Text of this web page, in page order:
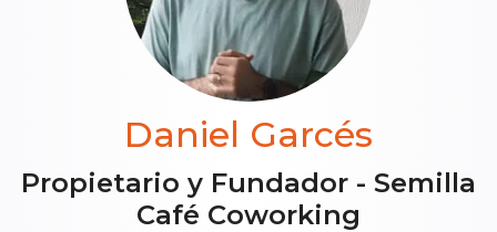
Daniel Garcés
Propietario y Fundador - Semilla
Café Coworking